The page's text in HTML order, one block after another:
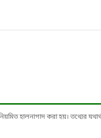
হালনাগাদ করা হয়। তথ্যের